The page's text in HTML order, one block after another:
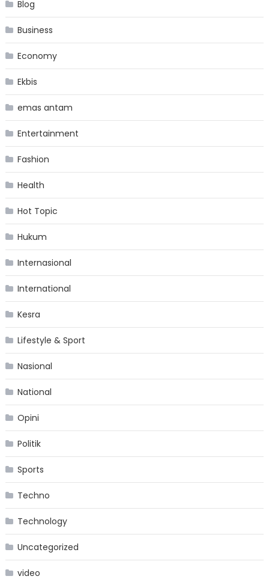
Blog
Business
Economy
Ekbis
emas antam
Entertainment
Fashion
Health
Hot Topic
Hukum
Internasional
International
Kesra
Lifestyle & Sport
Nasional
National
Opini
Politik
Sports
Techno
Technology
Uncategorized
video